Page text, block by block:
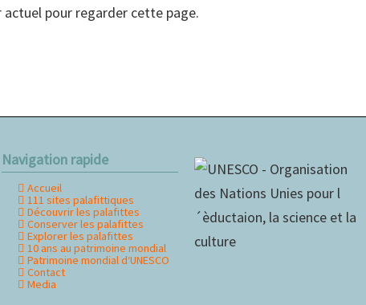
pour regarder cette page.
Navigation rapide
Aller
contenu
Accueil
111 sites palafittiques
Découvrir les palafittes
Conserver les palafittes
Explorer les palafittes
10 ans au patrimoine mondial
Patrimoine mondial d‘UNESCO
Contact
Media